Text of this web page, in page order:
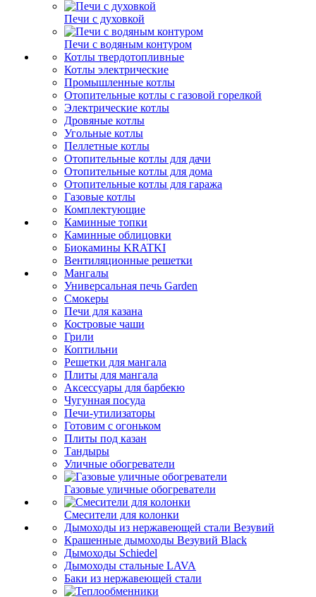
Печи с духовкой
Печи с водяным контуром
Котлы твердотопливные
Котлы электрические
Промышленные котлы
Отопительные котлы с газовой горелкой
Электрические котлы
Дровяные котлы
Угольные котлы
Пеллетные котлы
Отопительные котлы для дачи
Отопительные котлы для дома
Отопительные котлы для гаража
Газовые котлы
Комплектующие
Каминные топки
Каминные облицовки
Биокамины KRATKI
Вентиляционные решетки
Мангалы
Универсальная печь Garden
Смокеры
Печи для казана
Костровые чаши
Грили
Коптильни
Решетки для мангала
Плиты для мангала
Аксессуары для барбекю
Чугунная посуда
Печи-утилизаторы
Готовим с огоньком
Плиты под казан
Тандыры
Уличные обогреватели
Газовые уличные обогреватели
Смесители для колонки
Дымоходы из нержавеющей стали Везувий
Крашенные дымоходы Везувий Black
Дымоходы Schiedel
Дымоходы стальные LAVA
Баки из нержавеющей стали